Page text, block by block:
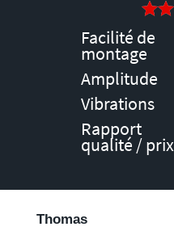
Facilité de
montage
Amplitude
Vibrations
Rapport
qualité / prix
Thomas